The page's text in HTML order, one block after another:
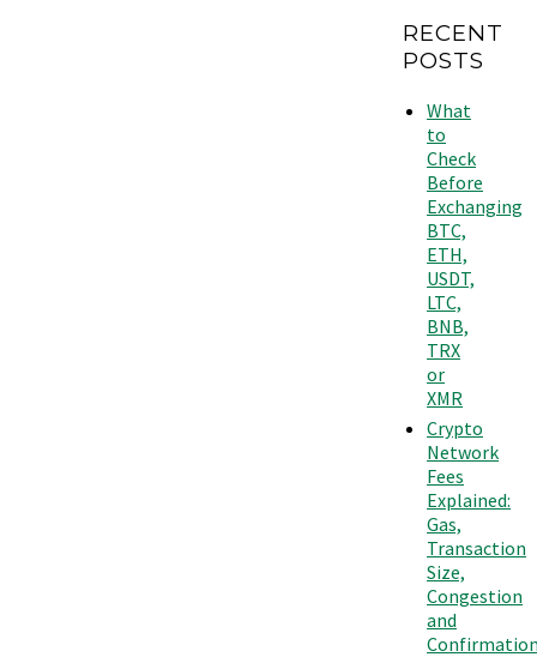
RECENT
POSTS
What
to
Check
Before
Exchanging
BTC,
ETH,
USDT,
LTC,
BNB,
TRX
or
XMR
Crypto
Network
Fees
Explained:
Gas,
Transaction
Size,
Congestion
and